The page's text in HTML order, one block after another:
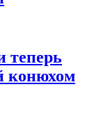
теперь
конюхом